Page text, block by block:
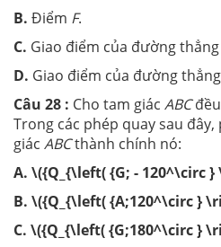
B. Điểm F.
C. Giao điểm của đường thẳng
D. Giao điểm của đường thẳng
Câu 28 : Cho tam giác ABC
Trong các phép quay sau
giác ABCthành chính nó:
A. \({Q_{\left( {G; - 120^\circ
B. \({Q_{\left( {A;120^\circ }
C. \({Q_{\left( {G;180^\circ }